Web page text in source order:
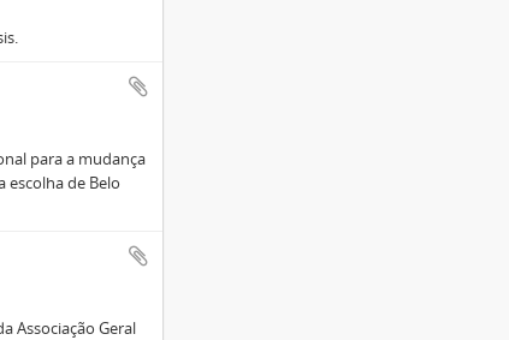
para a mudança
escolha de Belo
Associação Geral